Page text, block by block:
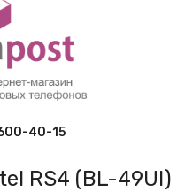
40-15
RS4 (BL-49UI)